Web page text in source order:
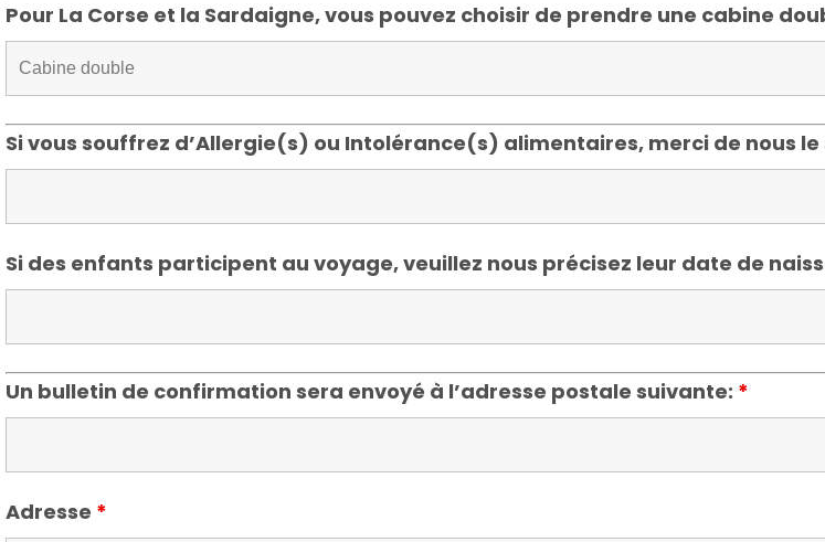
Pour La Corse et la Sardaigne, vous pouvez choisir de prendre une cabine
Si vous souffrez d’Allergie(s) ou Intolérance(s) alimentaires, merci de nous
Si des enfants participent au voyage, veuillez nous précisez leur date de
Un bulletin de confirmation sera envoyé à l’adresse postale suivante: *
Adresse *